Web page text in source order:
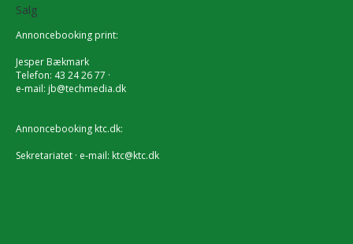
Salg
Annoncebooking print:
Jesper Bækmark
Telefon: 43 24 26 77 ·
e-mail: jb@techmedia.dk
Annoncebooking ktc.dk:
Sekretariatet · e-mail: ktc@ktc.dk